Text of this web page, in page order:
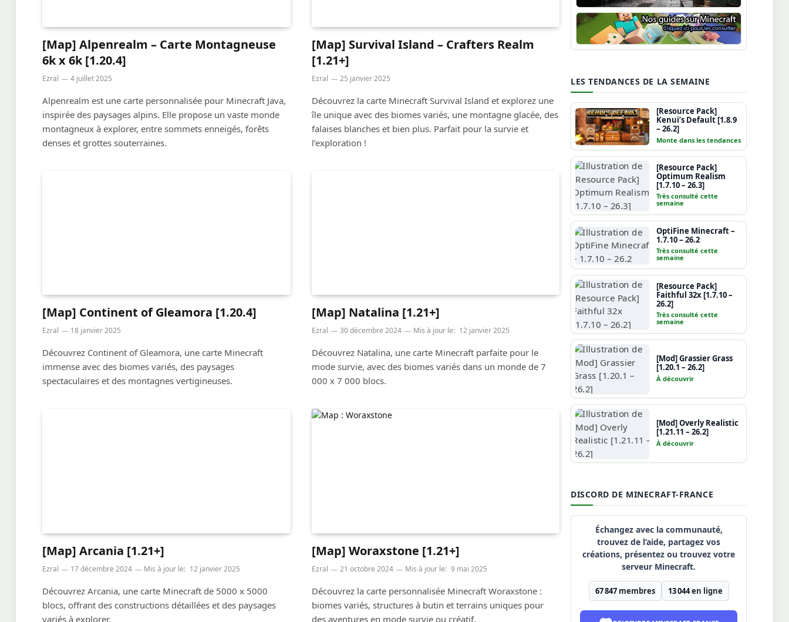
[Map] Alpenrealm – Carte Montagneuse
6k x 6k [1.20.4]
Ezral 4 juillet 2025
Alpenrealm est une carte personnalisée pour Minecraft Java,
inspirée des paysages alpins. Elle propose un vaste monde
montagneux à explorer, entre sommets enneigés, forêts
denses et grottes souterraines.
[Map] Survival Island – Crafters Realm
[1.21+]
Ezral 25 janvier 2025
Découvrez la carte Minecraft Survival Island et explorez une
île unique avec des biomes variés, une montagne glacée, des
falaises blanches et bien plus. Parfait pour la survie et
l’exploration !
[Map] Continent of Gleamora [1.20.4]
Ezral 18 janvier 2025
Découvrez Continent of Gleamora, une carte Minecraft
immense avec des biomes variés, des paysages
spectaculaires et des montagnes vertigineuses.
[Map] Natalina [1.21+]
Ezral 30 décembre 2024 Mis à jour le: 12 janvier 2025
Découvrez Natalina, une carte Minecraft parfaite pour le
mode survie, avec des biomes variés dans un monde de 7
000 x 7 000 blocs.
[Map] Arcania [1.21+]
Ezral 17 décembre 2024 Mis à jour le: 12 janvier 2025
Découvrez Arcania, une carte Minecraft de 5000 x 5000
blocs, offrant des constructions détaillées et des paysages
variés à explorer.
[Map] Woraxstone [1.21+]
Ezral 21 octobre 2024 Mis à jour le: 9 mai 2025
Découvrez la carte personnalisée Minecraft Woraxstone :
biomes variés, structures à butin et terrains uniques pour
des aventures en mode survie ou créatif.
Shaders Minecraft
Guide Minecraft
LES TENDANCES DE LA SEMAINE
[Resource Pack]
Kenui’s Default [1.8.9
– 26.2]
Monte dans les tendances
[Resource Pack]
Optimum Realism
[1.7.10 – 26.3]
Très consulté cette
semaine
OptiFine Minecraft –
1.7.10 – 26.2
Très consulté cette
semaine
[Resource Pack]
Faithful 32x [1.7.10 –
26.2]
Très consulté cette
semaine
[Mod] Grassier Grass
[1.20.1 – 26.2]
À découvrir
[Mod] Overly Realistic
[1.21.11 – 26.2]
À découvrir
DISCORD DE MINECRAFT-FRANCE
Échangez avec la communauté,
trouvez de l’aide, partagez vos
créations, présentez ou trouvez votre
serveur Minecraft.
67 847membres 13 044en ligne